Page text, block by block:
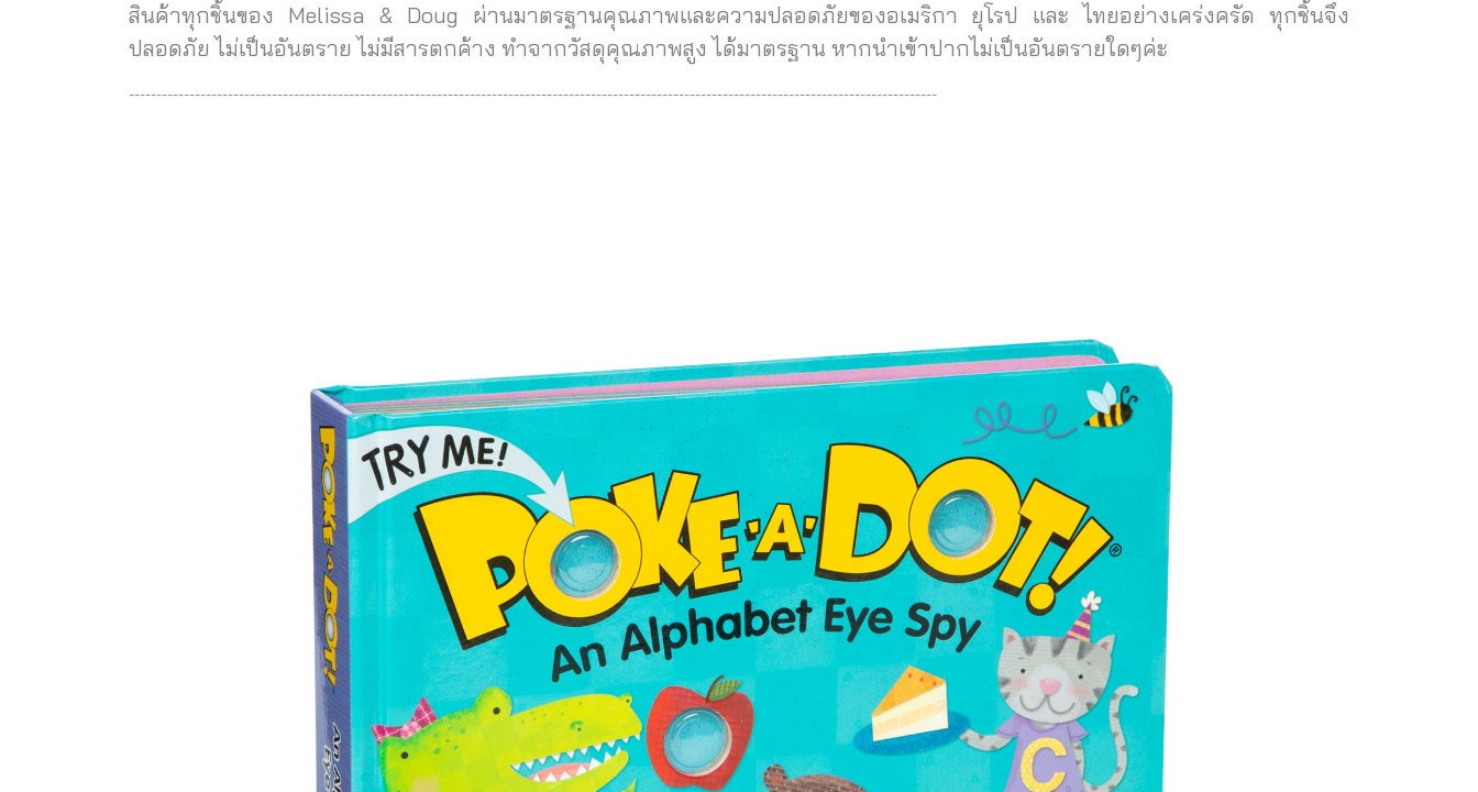
สินค้าทุกชิ้นของ Melissa & Doug ผ่านมาตรฐานคุณภาพและความปลอดภัยของอเมริกา ยุโรป และ ไทยอย่างเคร่งครัด ทุกชิ้นจึง
ปลอดภัย ไม่เป็นอันตราย ไม่มีสารตกค้าง ทำจากวัสดุคุณภาพสูง ได้มาตรฐาน หากนำเข้าปากไม่เป็นอันตรายใดๆค่ะ
---------------------------------------------------------------------------------------------------------------------------------------------------